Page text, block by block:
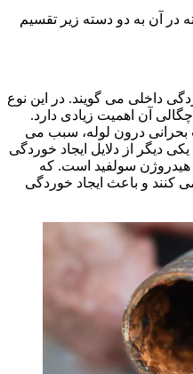
در آن به دو دسته زیر تقسیم
داخلی می گویند. در این نوع
آن اهمیت زیادی دارد.
درون لوله، سبب می
دیگر از دلایل ایجاد خوردگی
هیدروژن سولفید است. که
کنند و باعث ایجاد خوردگی